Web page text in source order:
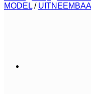
MODEL /